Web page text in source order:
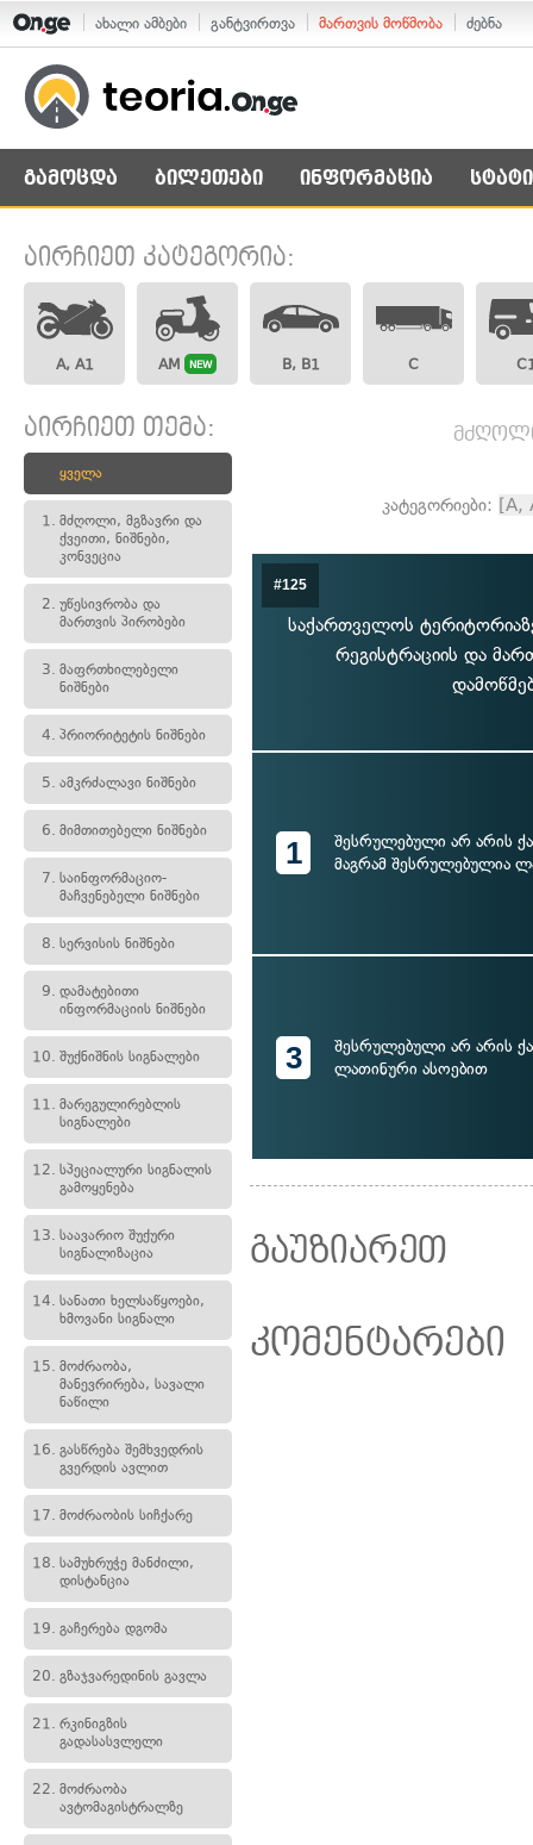
ახალი ამბები განტვირთვა მართვის მოწმობა ძებნა
გამოცდა ბილეთები ინფორმაცია
აირჩიეთ კატეგორია:
A, A1 AM NEW B, B1 C
აირჩიეთ თემა:
ყველა
1. მძღოლი, მგზავრი და
ქვეითი, ნიშნები,
კონვეცია
2. უწესივრობა და
მართვის პირობები
3. მაფრთხილებელი
ნიშნები
4. პრიორიტეტის ნიშნები
5. ამკრძალავი ნიშნები
6. მიმთითებელი ნიშნები
7. საინფორმაციო-
მაჩვენებელი ნიშნები
8. სერვისის ნიშნები
9. დამატებითი
ინფორმაციის ნიშნები
10. შუქნიშნის სიგნალები
11. მარეგულირებლის
სიგნალები
12. სპეციალური სიგნალის
გამოყენება
13. საავარიო შუქური
სიგნალიზაცია
14. სანათი ხელსაწყოები,
ხმოვანი სიგნალი
15. მოძრაობა,
მანევრირება, სავალი
ნაწილი
16. გასწრება შემხვედრის
გვერდის ავლით
17. მოძრაობის სიჩქარე
18. სამუხრუჭე მანძილი,
დისტანცია
19. გაჩერება დგომა
20. გზაჯვარედინის გავლა
21. რკინიგზის
გადასასვლელი
22. მოძრაობა
ავტომაგისტრალზე
კატეგორიები: [A,
#125
საქართველოს
რეგისტრაციის და
1
შესრულებული არ არის
მაგრამ შესრულებულია
3
შესრულებული არ არის
ლათინური ასოებით
გაუზიარეთ
კომენტარები